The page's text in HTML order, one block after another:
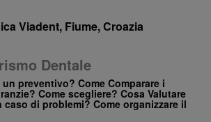
Viadent, Fiume, Croazia
Dentale
preventivo? Come Comparare i
Come scegliere? Cosa Valutare
caso di problemi? Come organizzare il